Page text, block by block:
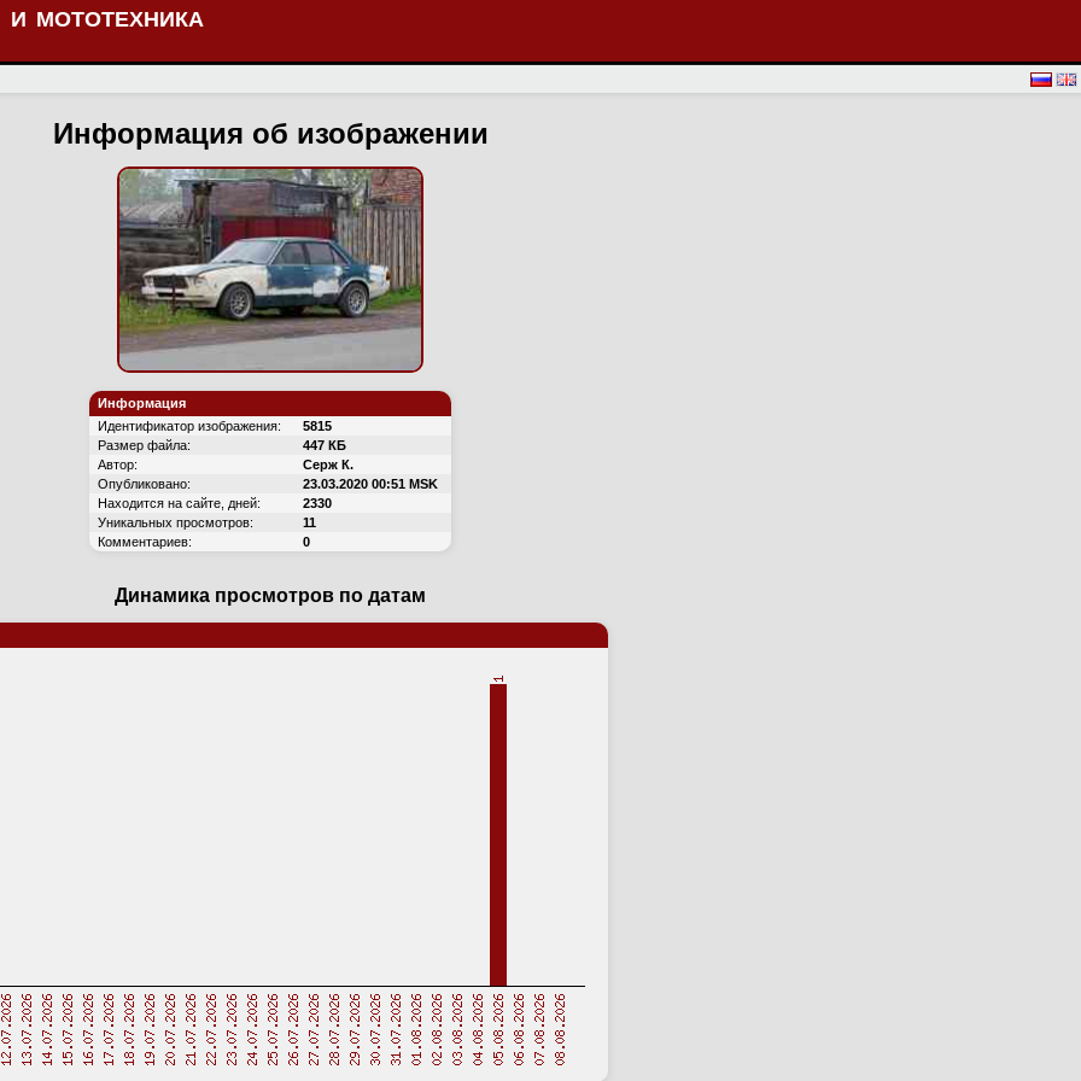
МОТОТЕХНИКА
Информация об изображении
Информация
Идентификатор изображения:
5815
Размер файла:
447 КБ
Автор:
Серж К.
Опубликовано:
23.03.2020 00:51 MSK
Находится на сайте, дней:
2330
Уникальных просмотров:
11
Комментариев:
0
Динамика просмотров по датам